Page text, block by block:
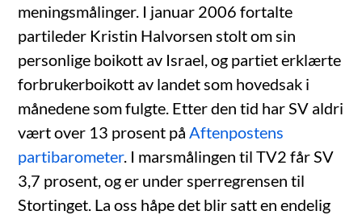
meningsmålinger. I januar 2006 fortalte
partileder Kristin Halvorsen stolt om sin
personlige boikott av Israel, og partiet erklærte
forbrukerboikott av landet som hovedsak i
månedene som fulgte. Etter den tid har SV aldri
vært over 13 prosent på Aftenpostens
partibarometer. I marsmålingen til TV2 får SV
3,7 prosent, og er under sperregrensen til
Stortinget. La oss håpe det blir satt en endelig